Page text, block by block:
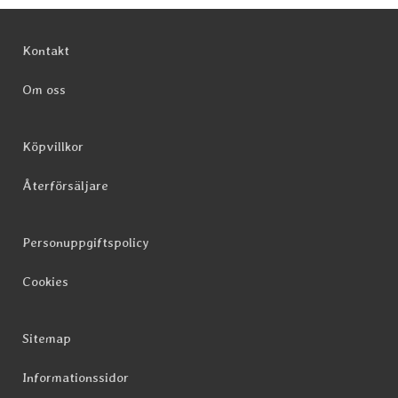
Kontakt
Om oss
Köpvillkor
Återförsäljare
Personuppgiftspolicy
Cookies
Sitemap
Informationssidor